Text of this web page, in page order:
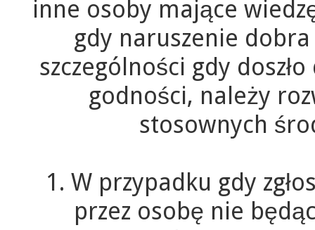
inne osoby mające
gdy naruszenie
szczególności gdy
godności, należy
stosownych
1. W przypadku gdy
przez osobę nie